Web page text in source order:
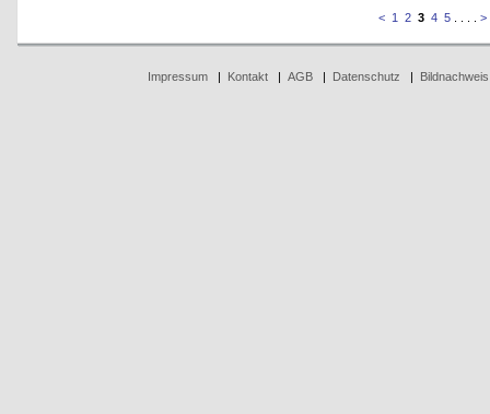
< 1 2 3 4 5. . . . >
Impressum| Kontakt| AGB| Datenschutz | Bildnachweis